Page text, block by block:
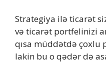
Strategiya ilə ticarət
və ticarət portfelinizi
qısa müddətdə çoxlu
lakin bu o qədər də